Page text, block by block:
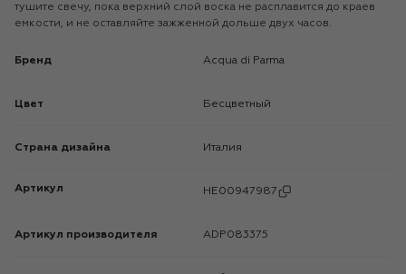
тушите свечу, пока верхний слой воска не расплавится до краев
емкости, и не оставляйте зажженной дольше двух часов.
Бренд Acqua di Parma
Цвет Бесцветный
Страна дизайна Италия
Артикул HE00947987
Артикул производителя ADP083375